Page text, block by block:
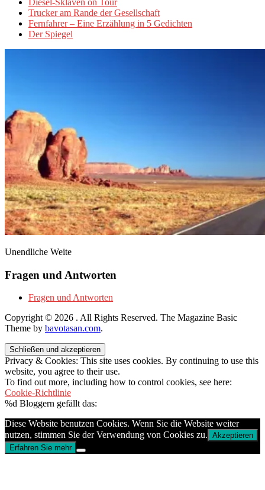
Trucker am Rande der Gesellschaft
Fernfahrer – Eine Erzählung in 5 Gedichten
Der Spiegel
Unendliche Weite
Fragen und Antworten
Fragen und Antworten
Copyright © 2026 . All Rights Reserved. The Magazine Basic
Theme by bavotasan.com.
Privacy & Cookies: This site uses cookies. By continuing to use this
website, you agree to their use.
To find out more, including how to control cookies, see here:
Cookie-Richtlinie
%d Bloggern gefällt das:
Diese Website benutzen Cookies. Wenn Sie die Website weiter
nutzen, stimmen Sie der Verwendung von Cookies zu. Akzeptieren
Erfahren Sie mehr